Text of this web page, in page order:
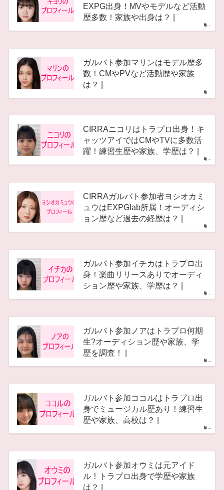
–
EXPG出身！MVやモデルなど活動
歴多数！家族や出身は？ |
–
ガルバト参加マリンはモデル歴多
数！CMやPVなど活動歴や家族
は？ |
–
CIRRAニコリはトラプロ出身！キ
ャッツアイではCMやTVに多数活
躍！練習生歴や家族、学歴は？ |
–
CIRRAガルバト参加者ヨシオカミ
ュウはEXPGlab所属！オーディシ
ョン歴など過去の経歴は？ |
–
ガルバト参加イチカはトラプロ出
身！楽曲リリースありでオーディ
ション歴や家族、学歴は？ |
–
ガルバト参加ノアはトラプロ何期
生?オーディション歴や家族、学
歴を調査！ |
–
ガルバト参加ココルはトラプロ出
身でミュージカル歴あり！練習生
歴や家族、高校は？ |
ガルバト参加オウミは元アイド
ル！トラプロ出身で学歴や家族
は？ |